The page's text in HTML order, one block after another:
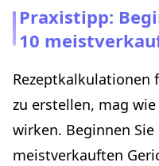
Praxistipp:
10
Rezeptkalkulationen
zu erstellen, mag
wirken. Beginnen
meistverkauften